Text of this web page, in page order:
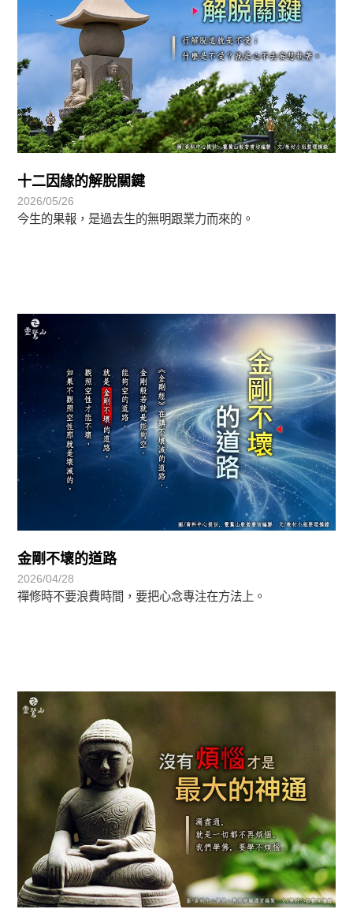
十二因緣的解脫關鍵
2026/05/26
今生的果報，是過去生的無明跟業力而來的。
金剛不壞的道路
2026/04/28
禪修時不要浪費時間，要把心念專注在方法上。
正法眼-般若期
初轉法-阿含期